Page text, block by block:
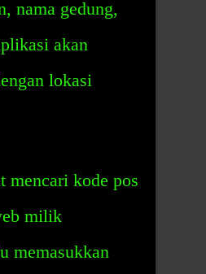
nama gedung,
akan
lokasi
mencari kode pos
milik
memasukkan